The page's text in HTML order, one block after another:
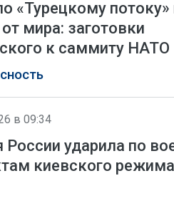
«Турецкому потоку»
мира: заготовки
к саммиту НАТО
в 09:34
России ударила по
киевского режима